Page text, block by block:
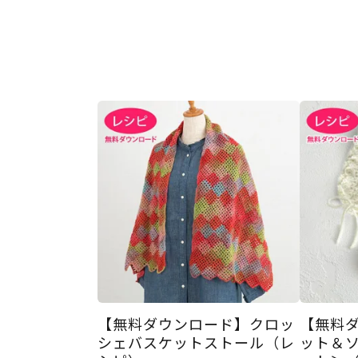
【無料ダウンロード】クロッ
シェバスケットストール（レ
【無料
ット＆